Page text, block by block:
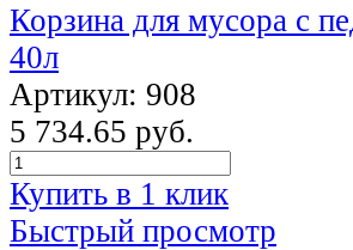
Корзина для мусора с
40л
Артикул: 908
5 734.65 руб.
Купить в 1 клик
Быстрый просмотр